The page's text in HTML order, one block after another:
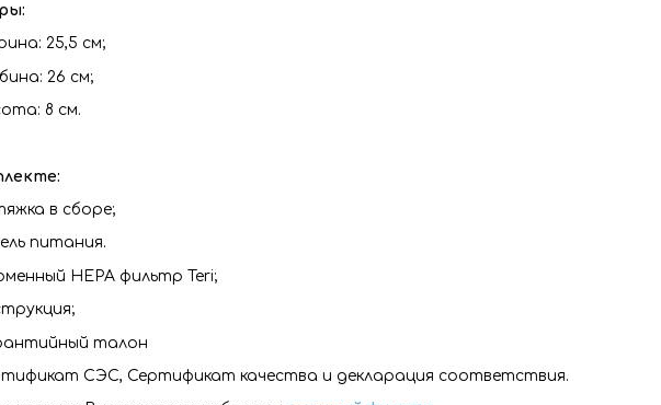
25,5 см;
26 см;
8 см.
в сборе;
питания.
HEPA фильтр Teri;
талон
СЭС, Сертификат качества и декларация соответствия.